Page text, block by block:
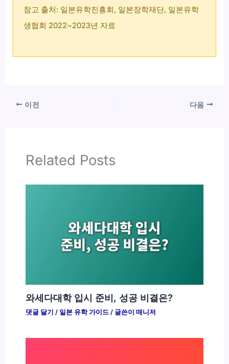
참고 출처: 일본유학진흥회, 일본장학재단, 일본유학
생협회 2022~2023년 자료
이전 다음
Related Posts
와세다대학 입시 준비, 성공 비결은?
댓글 달기 / 일본 유학 가이드/ 글쓴이 매니저